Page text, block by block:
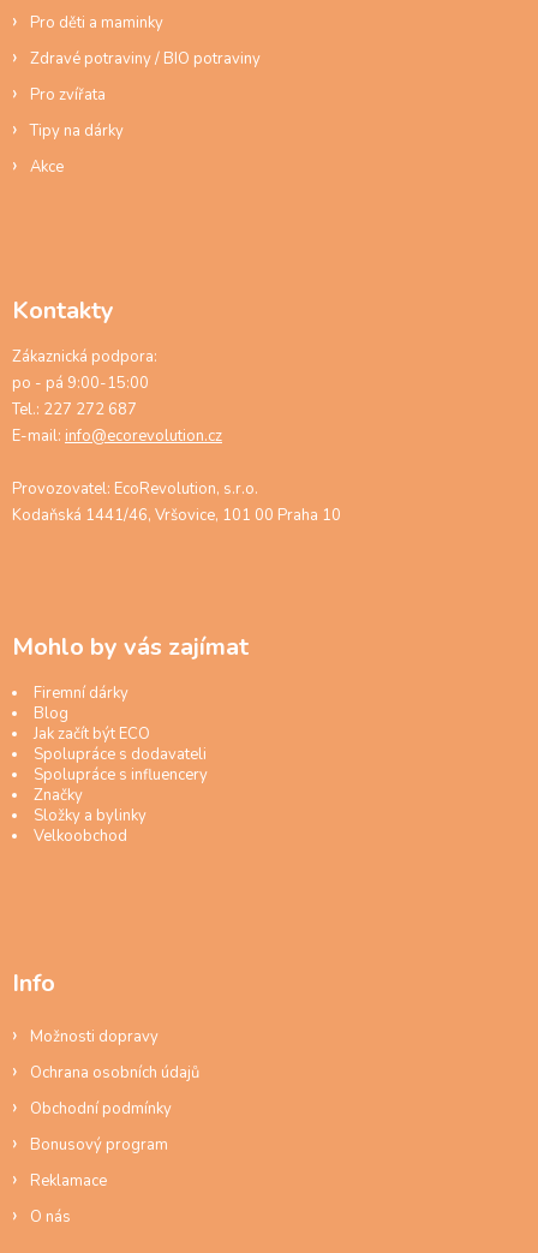
Pro děti a maminky
Zdravé potraviny / BIO potraviny
Pro zvířata
Tipy na dárky
Akce
Kontakty
Zákaznická podpora:
po - pá 9:00-15:00
Tel.: 227 272 687
E-mail: info@ecorevolution.cz
Provozovatel: EcoRevolution, s.r.o.
Kodaňská 1441/46, Vršovice, 101 00 Praha 10
Mohlo by vás zajímat
Firemní dárky
Blog
Jak začít být ECO
Spolupráce s dodavateli
Spolupráce s influencery
Značky
Složky a bylinky
Velkoobchod
Info
Možnosti dopravy
Ochrana osobních údajů
Obchodní podmínky
Bonusový program
Reklamace
O nás